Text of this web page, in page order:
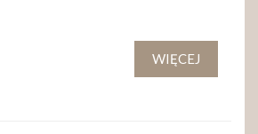
WIĘCEJ